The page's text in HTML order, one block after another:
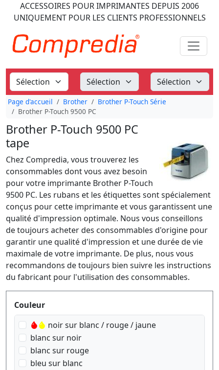
ACCESSOIRES POUR IMPRIMANTES DEPUIS 2006
UNIQUEMENT POUR LES CLIENTS PROFESSIONNELS
Page d'accueil Brother
Brother P-Touch Série
Brother P-Touch 9500 PC
Brother P-Touch 9500 PC
tape
Chez Compredia, vous trouverez les
consommables dont vous avez besoin
pour votre imprimante Brother P-Touch
9500 PC. Les rubans et les étiquettes sont spécialement
conçus pour cette imprimante et vous garantissent une
qualité d'impression optimale. Nous vous conseillons
de toujours acheter des consommables d'origine pour
garantir une qualité d'impression et une durée de vie
maximale de votre imprimante. De plus, nous vous
recommandons de toujours bien suivre les instructions
du fabricant pour l'utilisation des consommables.
Produktfilter
Couleur
noir sur blanc / rouge / jaune
blanc sur noir
blanc sur rouge
bleu sur blanc